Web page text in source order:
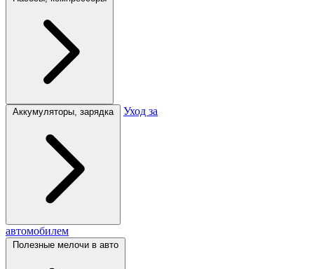
Аккумуляторы, зарядка Уход за
автомобилем
Полезные мелочи в авто